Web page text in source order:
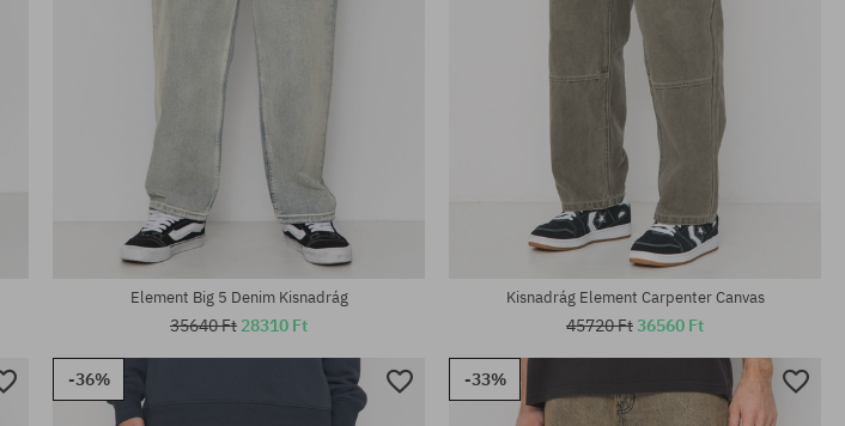
Elérhető méretek:
30; 31; 32; 33; 34; 36
Elérhető méretek:
Element Big 5 Denim Kisnadrág
35640 Ft 28310 Ft
Kisnadrág Element Carpenter Canvas
45720 Ft36560 Ft
-36% -33%